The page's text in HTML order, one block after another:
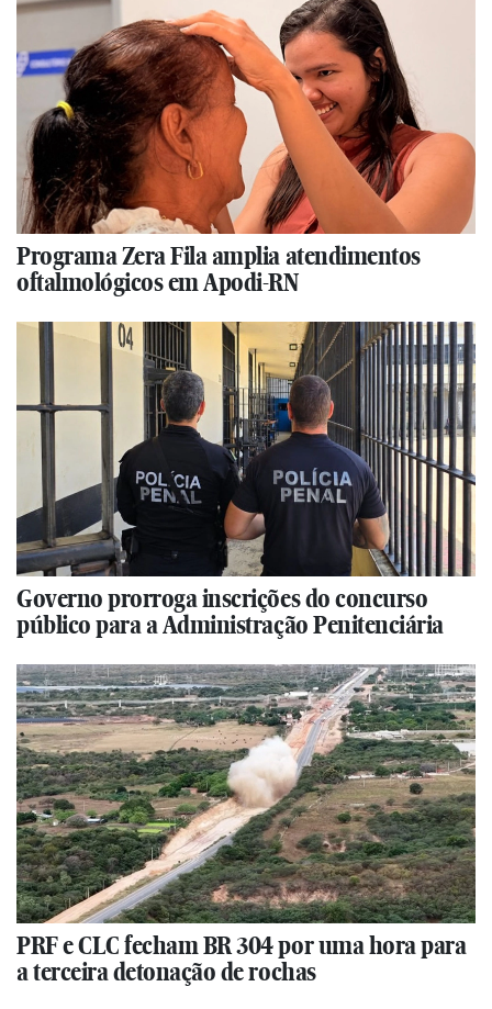
Programa Zera Fila amplia atendimentos
oftalmológicos em Apodi-RN
Governo prorroga inscrições do concurso
público para a Administração Penitenciária
PRF e CLC fecham BR 304 por uma hora para
a terceira detonação de rochas